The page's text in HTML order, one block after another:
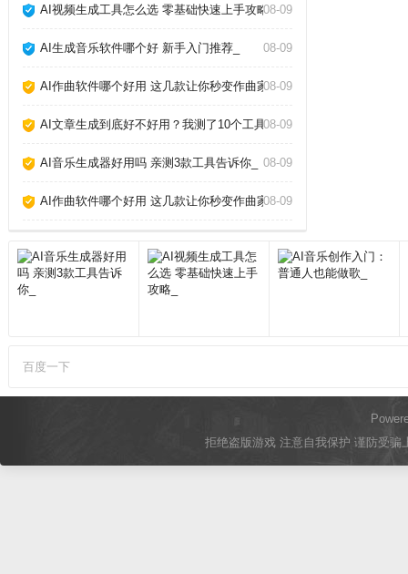
高质量画面。作为长期使用各类AI
方法，效率能提升十倍以上。AI视
AI视频生成工具怎么选 零基础快速上手攻略_08-09
AI生成音乐软件哪个好 新手入门推荐_ 08-09
AI作曲软件哪个好用 这几款让你秒变作曲家_08-09
AI文章生成到底好不好用？我测了10个工具告诉你真相_
08-09
AI音乐生成器好用吗 亲测3款工具告诉你_ 08-09
AI作曲软件哪个好用 这几款让你秒变作曲家_08-09
百度一下
拒绝盗版游戏 注意自我保护 谨防受